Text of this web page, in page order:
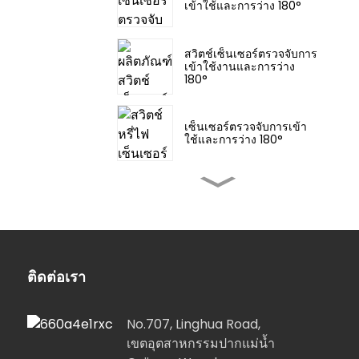
เข้าใช้และการว่าง 180°
สวิตช์เซ็นเซอร์ตรวจจับการ
เข้าใช้งานและการว่าง
180°
เซ็นเซอร์ตรวจจับการเข้า
ใช้และการว่าง 180°
เครื่องนับถอยหลังแบบ
YSR115/YSR120 ซ็อกเก็ตดู
เพล็กซ์แบบกระจาย...
ติดต่อเรา
No.707, Linghua Road,
เขตอุตสาหกรรมปากแม่น้ำ